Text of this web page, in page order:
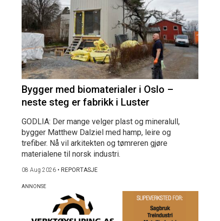
Bygger med biomaterialer i Oslo –
neste steg er fabrikk i Luster
GODLIA: Der mange velger plast og mineralull,
bygger Matthew Dalziel med hamp, leire og
trefiber. Nå vil arkitekten og tømreren gjøre
materialene til norsk industri.
08 Aug 2026 • REPORTASJE